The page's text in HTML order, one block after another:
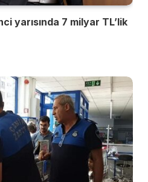
yarısında 7 milyar TL’lik